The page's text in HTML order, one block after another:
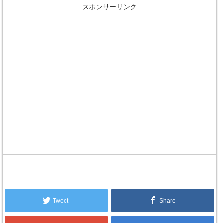
スポンサーリンク
Tweet Share